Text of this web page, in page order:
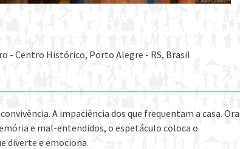
- Centro Histórico, Porto Alegre - RS, Brasil
A impaciência dos que frequentam a casa. Ora
e mal-entendidos, o espetáculo coloca o
diverte e emociona.